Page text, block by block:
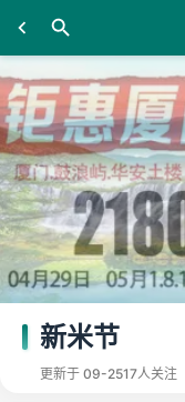
新米节
更新于 09-2517人关注